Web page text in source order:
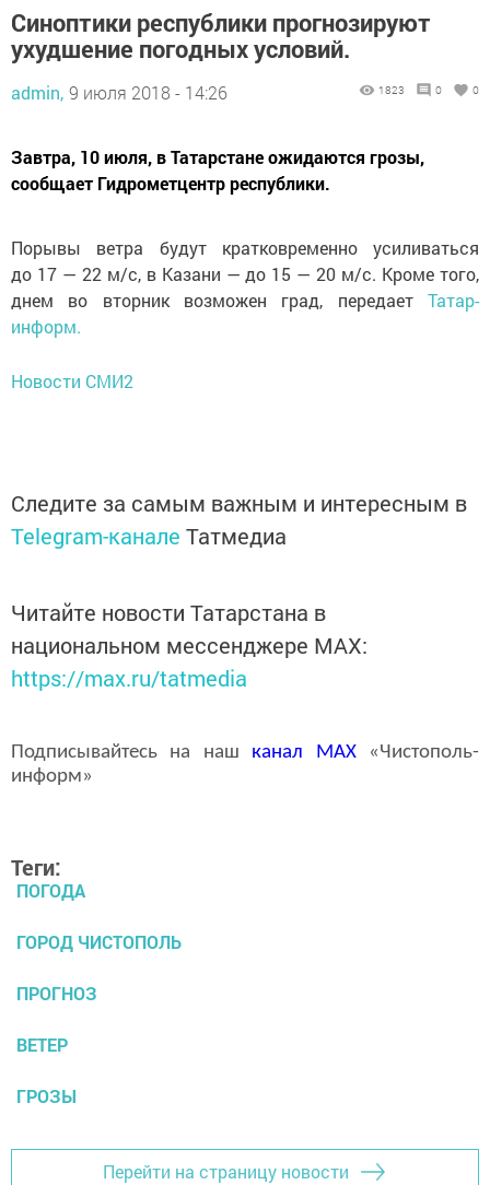
Синоптики республики прогнозируют
ухудшение погодных условий.
admin, 9 июля 2018 - 14:26 1823 0 0
Завтра, 10 июля, в Татарстане ожидаются грозы,
сообщает Гидрометцентр республики.
Порывы ветра будут кратковременно усиливаться
до 17 — 22 м/с, в Казани — до 15 — 20 м/с. Кроме того,
днем во вторник возможен град, передаетТатар-
информ.
Новости СМИ2
Следите за самым важным и интересным в
Telegram-канале Татмедиа
Читайте новости Татарстана в
национальном мессенджере MАХ:
https://max.ru/tatmedia
Подписывайтесь на наш канал MAX«Чистополь-
информ»
Теги:
ПОГОДА
ГОРОД ЧИСТОПОЛЬ
ПРОГНОЗ
ВЕТЕР
ГРОЗЫ
Перейти на страницу новости